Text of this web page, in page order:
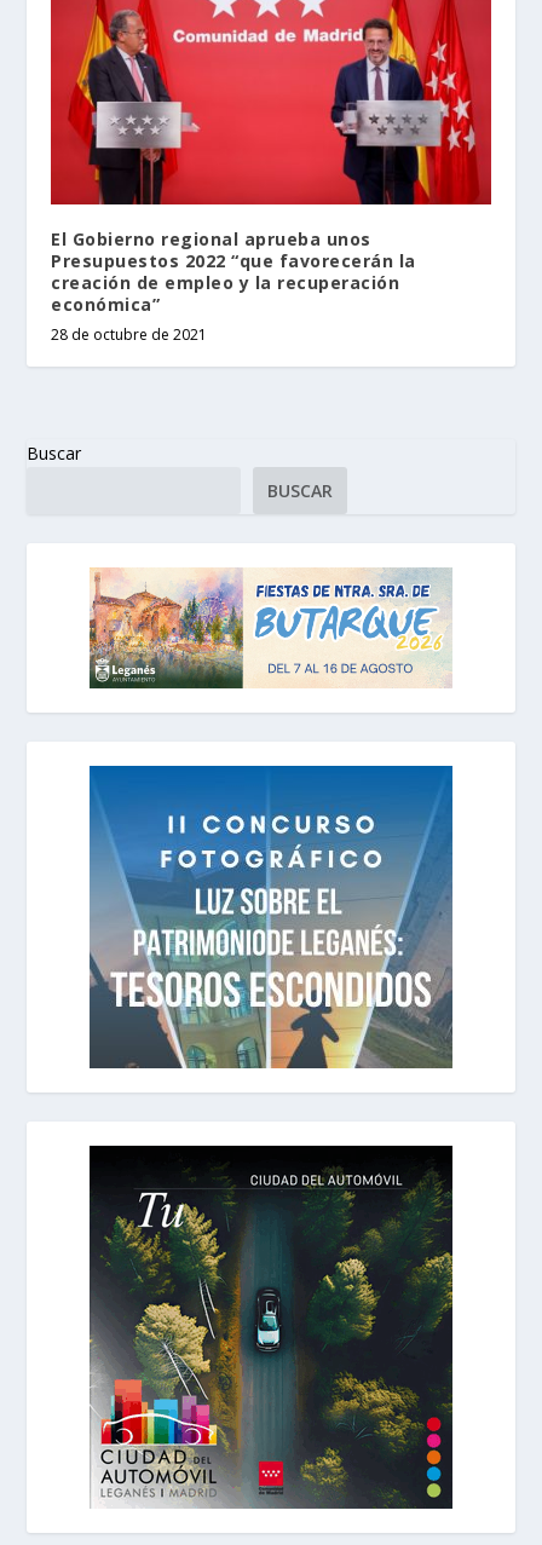
El Gobierno regional aprueba unos
Presupuestos 2022 “que favorecerán la
creación de empleo y la recuperación
económica”
28 de octubre de 2021
Buscar
BUSCAR